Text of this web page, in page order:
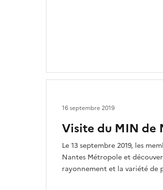
Visite du MIN de
Le 13 septembre 2019, les
Nantes Métropole et
rayonnement et la variété de
16 septembre 2019